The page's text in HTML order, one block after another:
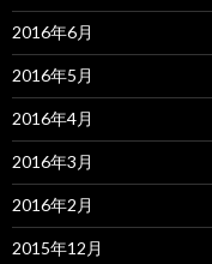
2016年6月
2016年5月
2016年4月
2016年3月
2016年2月
2015年12月